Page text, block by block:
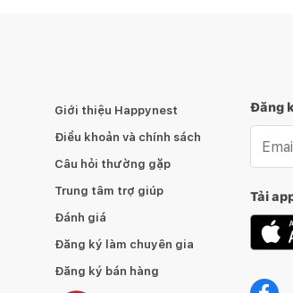
Giới thiệu Happynest
Điều khoản và chính sách
Câu hỏi thường gặp
Trung tâm trợ giúp
Đánh giá
Đăng ký làm chuyên gia
Đăng ký bán hàng
Đăng
Tải